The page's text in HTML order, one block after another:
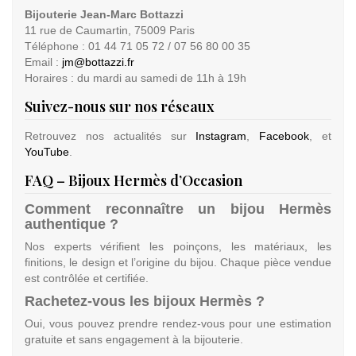
Bijouterie Jean-Marc Bottazzi
11 rue de Caumartin, 75009 Paris
Téléphone : 01 44 71 05 72 / 07 56 80 00 35
Email : jm@bottazzi.fr
Horaires : du mardi au samedi de 11h à 19h
Suivez-nous sur nos réseaux
Retrouvez nos actualités sur Instagram, Facebook, et
YouTube.
FAQ – Bijoux Hermès d’Occasion
Comment reconnaître un bijou Hermès
authentique ?
Nos experts vérifient les poinçons, les matériaux, les
finitions, le design et l’origine du bijou. Chaque pièce vendue
est contrôlée et certifiée.
Rachetez-vous les bijoux Hermès ?
Oui, vous pouvez prendre rendez-vous pour une estimation
gratuite et sans engagement à la bijouterie.